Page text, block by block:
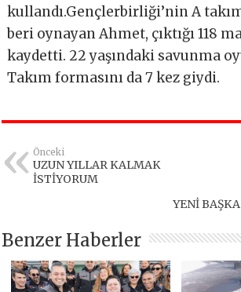
kullandı.Gençlerbirliği’nin A
beri oynayan Ahmet, çıktığı 118
kaydetti. 22 yaşındaki savunma
Takım formasını da 7 kez giydi.
Önceki
UZUN YILLAR KALMAK
İSTİYORUM
YENİ
Benzer Haberler